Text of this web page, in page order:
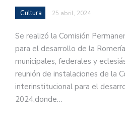
Cultura 25 abril, 2024
Se realizó la Comisión
para el desarrollo de la
municipales, federales y
reunión de instalaciones de la
interinstitucional para el
2024,donde…